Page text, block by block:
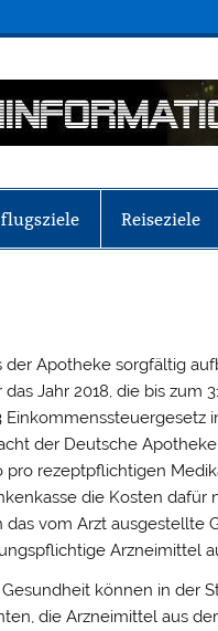
Reiseziele
Apotheke sorgfältig
Jahr 2018, die bis zum
der Deutsche
rezeptpflichtigen
die Kosten dafür
vom Arzt ausgestellte
Arzneimittel
können in der
die Arzneimittel aus